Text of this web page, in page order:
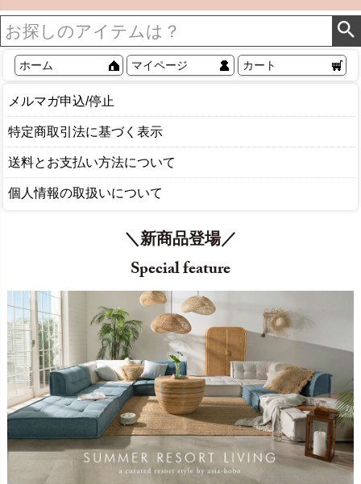
ホーム マイページ カート
メルマガ申込/停止
特定商取引法に基づく表示
送料とお支払い方法について
個人情報の取扱いについて
＼新商品登場／
Special feature